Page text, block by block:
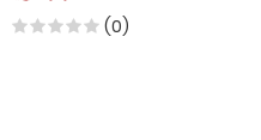
(0)